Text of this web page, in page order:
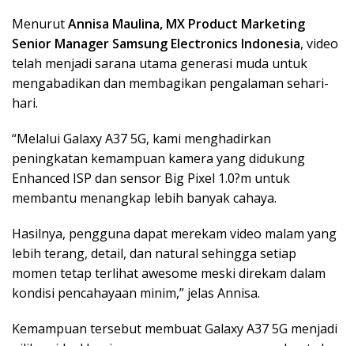
MenurutAnnisa Maulina, MX Product Marketing
Senior Manager Samsung Electronics Indonesia, video
telah menjadi sarana utama generasi muda untuk
mengabadikan dan membagikan pengalaman sehari-
hari.
“Melalui Galaxy A37 5G, kami menghadirkan
peningkatan kemampuan kamera yang didukung
Enhanced ISP dan sensor Big Pixel 1.0?m untuk
membantu menangkap lebih banyak cahaya.
Hasilnya, pengguna dapat merekam video malam yang
lebih terang, detail, dan natural sehingga setiap
momen tetap terlihat awesome meski direkam dalam
kondisi pencahayaan minim,” jelas Annisa.
Kemampuan tersebut membuat Galaxy A37 5G menjadi